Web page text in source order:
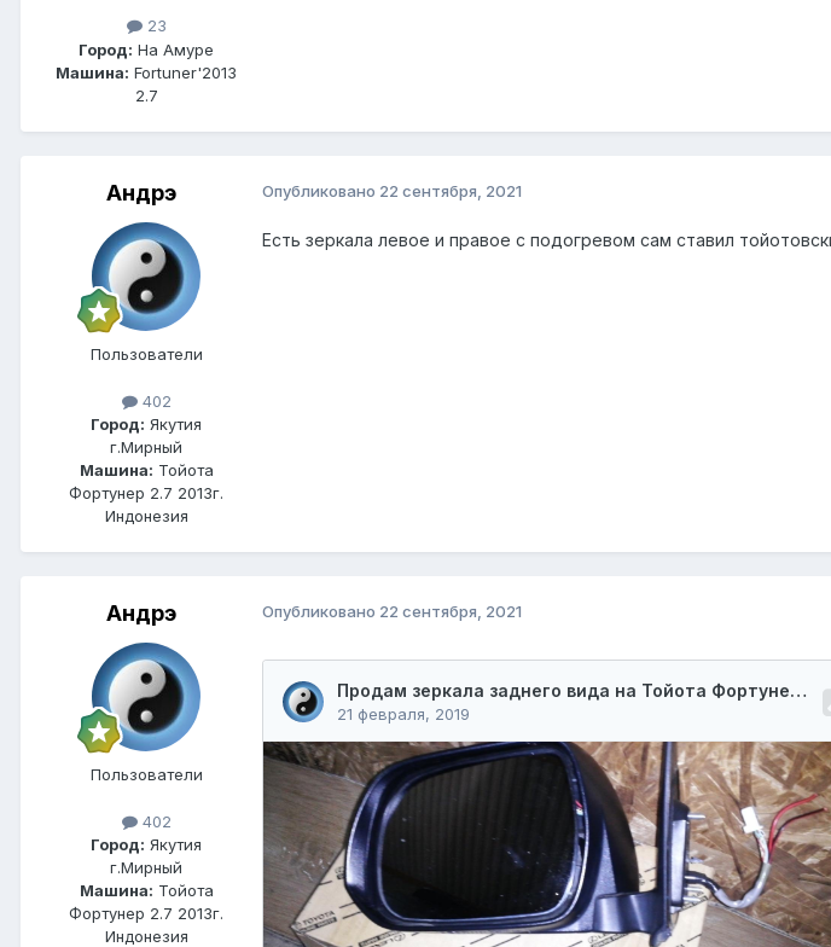
23
Город: На Амуре
Машина: Fortuner'2013
2.7
Андрэ
Пользователи
402
Город: Якутия
г.Мирный
Машина: Тойота
Фортунер 2.7 2013г.
Индонезия
Опубликовано 22 сентября, 2021
Есть зеркала левое и правое с подогревом сам ставил
Андрэ
Пользователи
402
Город: Якутия
г.Мирный
Машина: Тойота
Фортунер 2.7 2013г.
Индонезия
Опубликовано 22 сентября, 2021